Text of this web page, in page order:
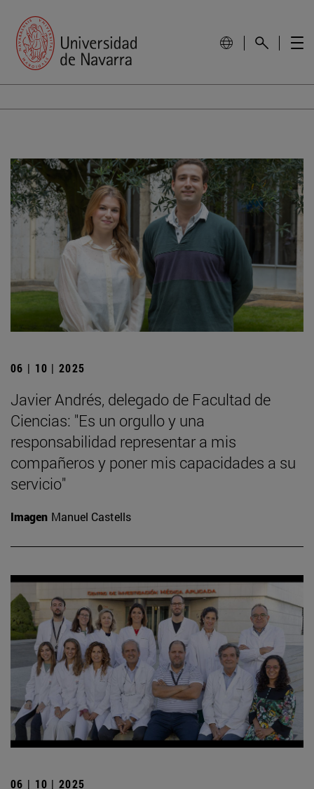
06 | 10 | 2025
Javier Andrés, delegado de Facultad de
Ciencias: "Es un orgullo y una
responsabilidad representar a mis
compañeros y poner mis capacidades a su
servicio"
Imagen Manuel Castells
06 | 10 | 2025